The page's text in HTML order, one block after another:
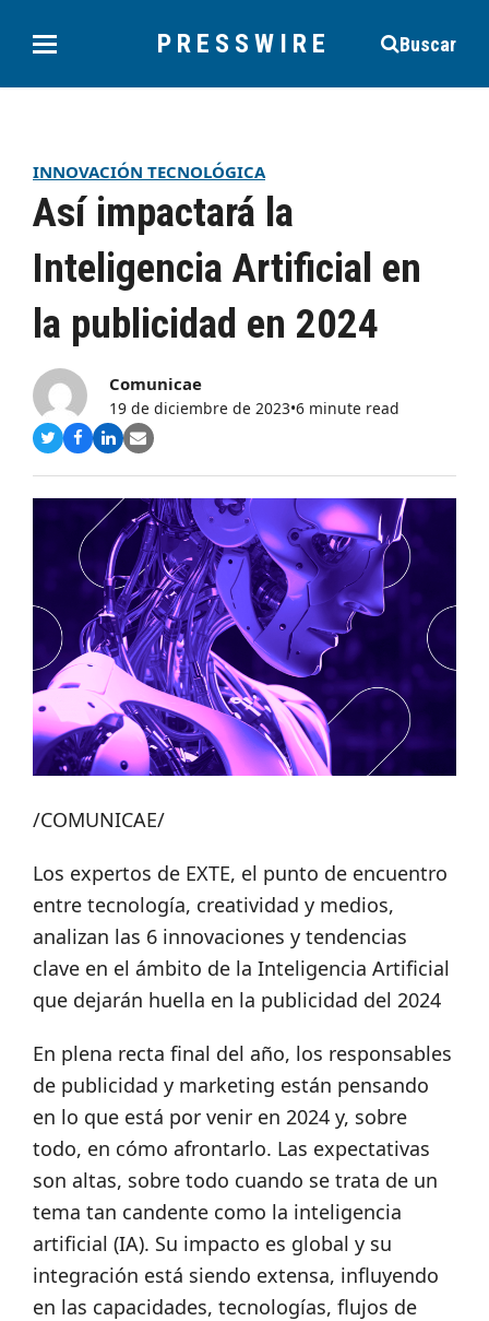
PRESSWIRE Buscar
INNOVACIÓN TECNOLÓGICA
Así impactará la
Inteligencia Artificial en
la publicidad en 2024
Comunicae
19 de diciembre de 2023•6 minute read
Compartir
Twitter
Compartir
Facebook
Compartir
LinkedIn
Share
Email
/COMUNICAE/
Los expertos de EXTE, el punto de encuentro
entre tecnología, creatividad y medios,
analizan las 6 innovaciones y tendencias
clave en el ámbito de la Inteligencia Artificial
que dejarán huella en la publicidad del 2024
En plena recta final del año, los responsables
de publicidad y marketing están pensando
en lo que está por venir en 2024 y, sobre
todo, en cómo afrontarlo. Las expectativas
son altas, sobre todo cuando se trata de un
tema tan candente como la inteligencia
artificial (IA). Su impacto es global y su
integración está siendo extensa, influyendo
en las capacidades, tecnologías, flujos de